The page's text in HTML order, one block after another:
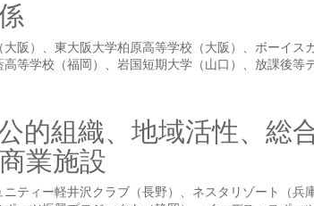
大阪）、東大阪大学柏原高等学校（大阪）、ボーイス
高等学校（福岡）、岩国短期大学（山口）、放課後等
的組織、地域活性、総
業施設
ニティー軽井沢クラブ（長野）、ネスタリゾート（兵